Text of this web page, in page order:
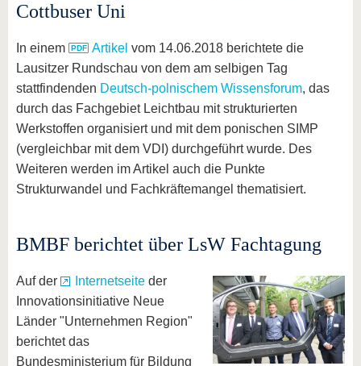
Cottbuser Uni
In einem Artikel vom 14.06.2018 berichtete die
Lausitzer Rundschau von dem am selbigen Tag
stattfindenden Deutsch-polnischem Wissensforum, das
durch das Fachgebiet Leichtbau mit strukturierten
Werkstoffen organisiert und mit dem ponischen SIMP
(vergleichbar mit dem VDI) durchgeführt wurde. Des
Weiteren werden im Artikel auch die Punkte
Strukturwandel und Fachkräftemangel thematisiert.
BMBF berichtet über LsW Fachtagung
Auf der Internetseite der
Innovationsinitiative Neue
Länder "Unternehmen Region"
berichtet das
Bundesministerium für Bildung